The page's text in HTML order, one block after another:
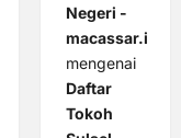
Negeri -
macassar.id
mengenai
Daftar
Tokoh